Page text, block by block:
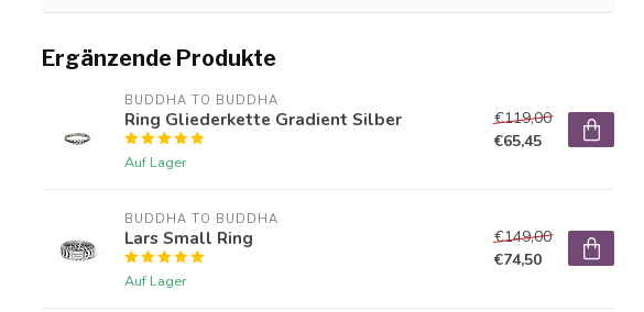
Ergänzende Produkte
BUDDHA TO BUDDHA
Ring Gliederkette Gradient Silber
Auf Lager
€119,00
€65,45
BUDDHA TO BUDDHA
Lars Small Ring
Auf Lager
€149,00
€74,50